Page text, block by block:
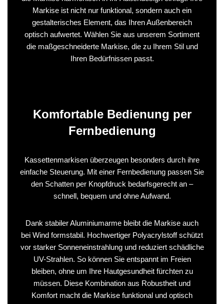
Markise ist nicht nur funktional, sondern auch ein
gestalterisches Element, das Ihren Außenbereich
optisch aufwertet. Wählen Sie aus unserem Sortiment
die maßgeschneiderte Markise, die zu Ihrem Stil und
Ihren Bedürfnissen passt.
Komfortable Bedienung per
Fernbedienung
Kassettenmarkisen überzeugen besonders durch ihre
einfache Steuerung. Mit einer Fernbedienung passen Sie
den Schatten per Knopfdruck bedarfsgerecht an –
schnell, bequem und ohne Aufwand.
Dank stabiler Aluminiumarme bleibt die Markise auch
bei Wind formstabil. Hochwertiger Polyacrylstoff schützt
vor starker Sonneneinstrahlung und reduziert schädliche
UV-Strahlen. So können Sie entspannt im Freien
bleiben, ohne um Ihre Hautgesundheit fürchten zu
müssen. Diese Kombination aus Robustheit und
Komfort macht die Markise funktional und optisch